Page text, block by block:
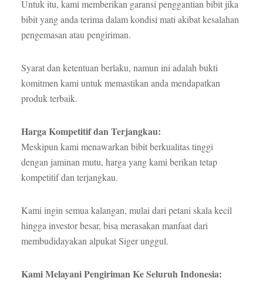
Untuk itu, kami memberikan garansi penggantian bibit jika
bibit yang anda terima dalam kondisi mati akibat kesalahan
pengemasan atau pengiriman.
Syarat dan ketentuan berlaku, namun ini adalah bukti
komitmen kami untuk memastikan anda mendapatkan
produk terbaik.
Harga Kompetitif dan Terjangkau:
Meskipun kami menawarkan bibit berkualitas tinggi
dengan jaminan mutu, harga yang kami berikan tetap
kompetitif dan terjangkau.
Kami ingin semua kalangan, mulai dari petani skala kecil
hingga investor besar, bisa merasakan manfaat dari
membudidayakan alpukat Siger unggul.
Kami Melayani Pengiriman Ke Seluruh Indonesia: